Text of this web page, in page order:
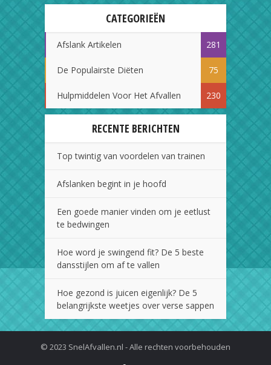
CATEGORIEËN
Afslank Artikelen 281
De Populairste Diëten 75
Hulpmiddelen Voor Het Afvallen 230
RECENTE BERICHTEN
Top twintig van voordelen van trainen
Afslanken begint in je hoofd
Een goede manier vinden om je eetlust
te bedwingen
Hoe word je swingend fit? De 5 beste
dansstijlen om af te vallen
Hoe gezond is juicen eigenlijk? De 5
belangrijkste weetjes over verse sappen
© 2023 SnelAfvallen.nl - Alle rechten voorbehouden